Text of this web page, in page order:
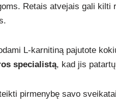
Retais atvejais gali kilti
L-karnitiną pajutote
specialistą, kad jis
pirmenybę savo